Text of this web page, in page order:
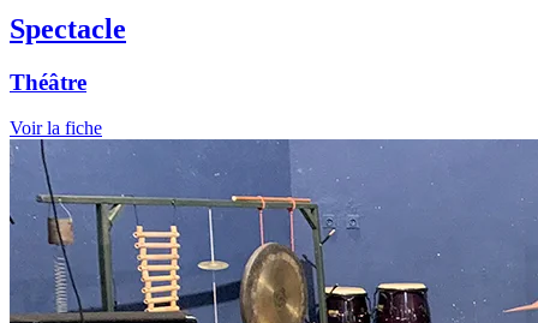
Spectacle
Théâtre
Voir la fiche